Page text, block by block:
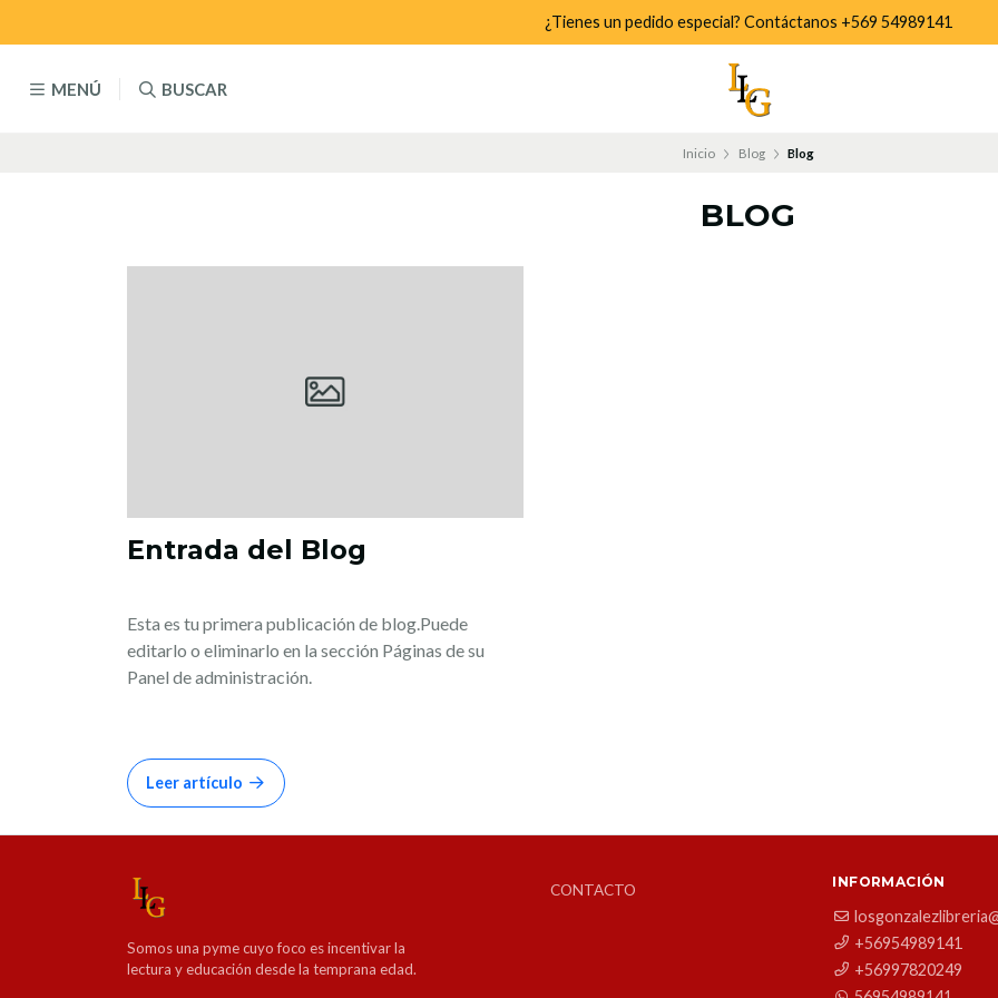
MENÚ BUSCAR
¿Tienes un pedido especial? Contáctanos +569 54989141
Inicio Blog Blog
BLOG
Entrada del Blog
Esta es tu primera publicación de blog.Puede
editarlo o eliminarlo en la sección Páginas de su
Panel de administración.
Leer artículo
Somos una pyme cuyo foco es incentivar la
lectura y educación desde la temprana edad.
CONTACTO INFORMACIÓN
+56954989141
+56997820249